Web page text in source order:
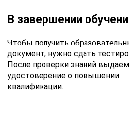
В завершении
Чтобы получить
документ, нужно сдать
После проверки знаний выдаем
удостоверение о повышении
квалификации.